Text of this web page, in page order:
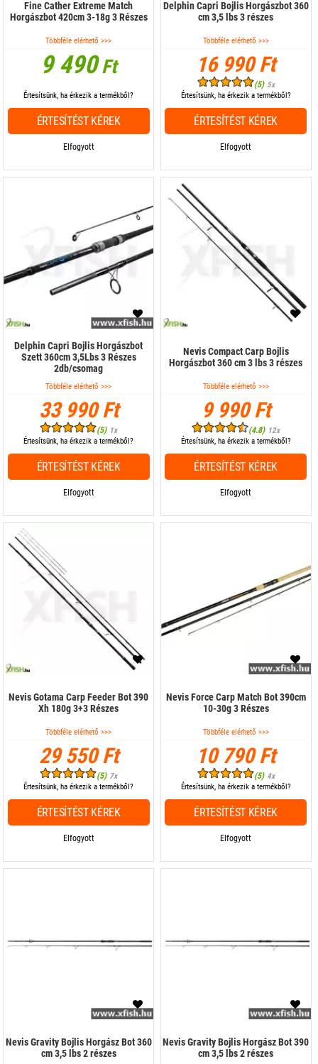
Fine Cather Extreme Match
Horgászbot 420cm 3-18g 3 Részes
Többféle elérhető >>>
9 490Ft
Elfogyott
Értesítsünk, ha érkezik a termékből?
ÉRTESÍTÉST KÉREK
Delphin Capri Bojlis Horgászbot 360
cm 3,5 lbs 3 részes
Többféle elérhető >>>
16 990 Ft
(5) 5x
Elfogyott
Értesítsünk, ha érkezik a termékből?
ÉRTESÍTÉST KÉREK
Delphin Capri Bojlis Horgászbot
Szett 360cm 3,5Lbs 3 Részes
2db/csomag
Többféle elérhető >>>
33 990 Ft
(5) 1x
Elfogyott
Értesítsünk, ha érkezik a termékből?
ÉRTESÍTÉST KÉREK
Nevis Compact Carp Bojlis
Horgászbot 360 cm 3 lbs 3 részes
Többféle elérhető >>>
9 990 Ft
(4.8) 12x
Elfogyott
Értesítsünk, ha érkezik a termékből?
ÉRTESÍTÉST KÉREK
Nevis Gotama Carp Feeder Bot 390
Xh 180g 3+3 Részes
Többféle elérhető >>>
29 550 Ft
(5) 7x
Elfogyott
Értesítsünk, ha érkezik a termékből?
ÉRTESÍTÉST KÉREK
Nevis Force Carp Match Bot 390cm
10-30g 3 Részes
Többféle elérhető >>>
10 790 Ft
(5) 4x
Elfogyott
Értesítsünk, ha érkezik a termékből?
ÉRTESÍTÉST KÉREK
Nevis Gravity Bojlis Horgász Bot 360
cm 3,5 lbs 2 részes
Nevis Gravity Bojlis Horgász Bot 390
cm 3,5 lbs 2 részes